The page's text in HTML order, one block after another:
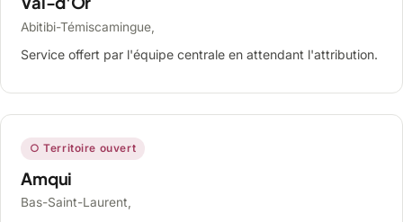
Abitibi-Témiscamingue,
Service offert par l'équipe centrale en attendant l'attribution.
○ Territoire ouvert
Amqui
Bas-Saint-Laurent,